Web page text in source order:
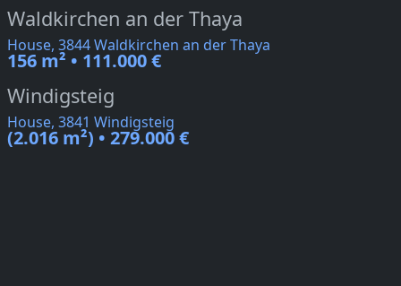
Waldkirchen an der Thaya
House, 3844 Waldkirchen an der Thaya
156 m² • 111.000 €
Windigsteig
House, 3841 Windigsteig
(2.016 m²) • 279.000 €